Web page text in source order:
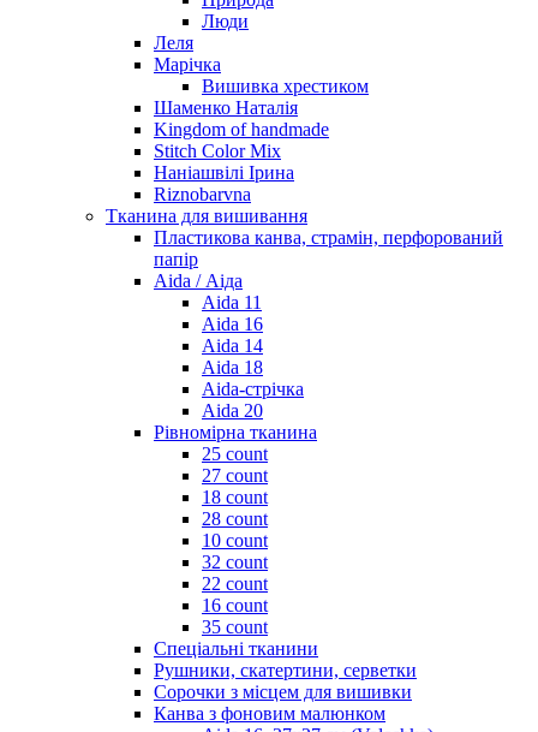
Люди
Леля
Марічка
Вишивка хрестиком
Шаменко Наталія
Kingdom of handmade
Stitch Color Mix
Наніашвілі Ірина
Riznobarvna
Тканина для вишивання
Пластикова канва, страмін, перфорований
папір
Aida / Аіда
Aida 11
Aida 16
Aida 14
Aida 18
Aida-стрічка
Aida 20
Рівномірна тканина
25 count
27 count
18 count
28 count
10 count
32 count
22 count
16 count
35 count
Спеціальні тканини
Рушники, скатертини, серветки
Сорочки з місцем для вишивки
Канва з фоновим малюнком